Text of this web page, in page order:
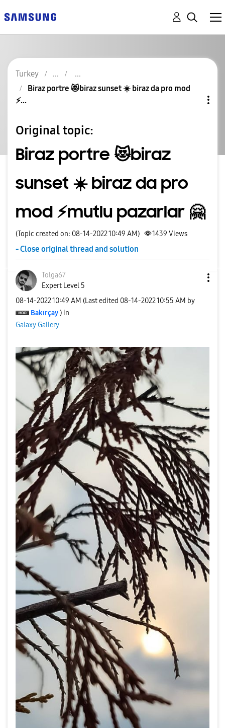
Turkey
Biraz portre 😻biraz sunset ☀️ biraz da pro mod
⚡️...
Original topic:
Biraz portre 😻biraz
sunset ☀️ biraz da pro
mod ⚡️mutlu pazarlar 🤗
(Topic created on: 08-14-2022 10:49 AM) 1439 Views
- Close original thread and solution
Tolga67
Expert Level 5
‎08-14-202210:49 AM (Last edited ‎08-14-202210:55 AM by
Bakırçay ) in
Galaxy Gallery